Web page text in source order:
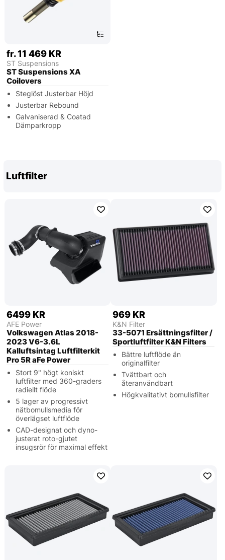
fr. 11 469 KR
ST Suspensions
ST Suspensions XA
Coilovers
Steglöst Justerbar Höjd
Justerbar Rebound
Galvaniserad & Coatad
Dämparkropp
Luftfilter
6499 KR
AFE Power
Volkswagen Atlas 2018-
2023 V6-3.6L
Kalluftsintag Luftfilterkit
Pro 5R aFe Power
Stort 9" högt koniskt
luftfilter med 360-graders
radiellt flöde
5 lager av progressivt
nätbomullsmedia för
överlägset luftflöde
CAD-designat och dyno-
justerat roto-gjutet
insugsrör för maximal effekt
969 KR
K&N Filter
33-5071 Ersättningsfilter /
Sportluftfilter K&N Filters
Bättre luftflöde än
originalfilter
Tvättbart och
återanvändbart
Högkvalitativt bomullsfilter